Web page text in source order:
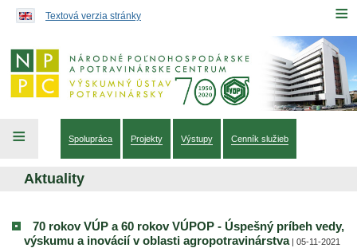
≡
Textová verzia stránky
≡ Spolupráca Projekty Výstupy Cenník služieb
Aktuality
70 rokov VÚP a 60 rokov VÚPOP - Úspešný príbeh vedy,
výskumu a inovácií v oblasti agropotravinárstva| 05-11-2021